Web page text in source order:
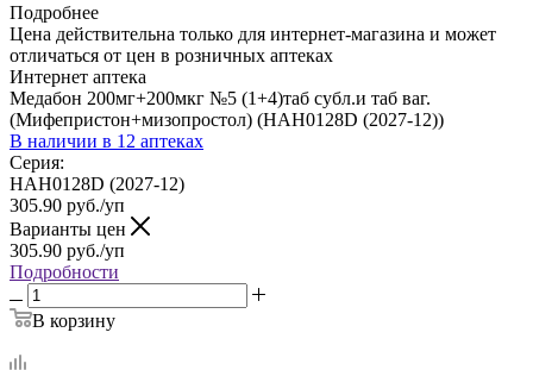
Подробнее
Цена действительна только для интернет-магазина и может
отличаться от цен в розничных аптеках
Интернет аптека
Медабон 200мг+200мкг №5 (1+4)таб субл.и таб ваг.
(Мифепристон+мизопростол) (HAН0128D (2027-12))
В наличии в 12 аптеках
Серия:
HAН0128D (2027-12)
305.90 руб./уп
Варианты цен
305.90 руб./уп
Подробности
В корзину